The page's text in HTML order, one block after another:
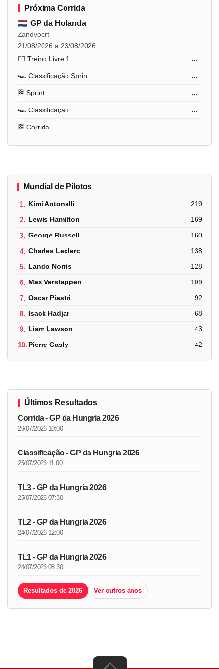
Próxima Corrida
GP da Holanda
Zandvoort
21/08/2026 a 23/08/2026
🏋️‍♂️ Treino Livre 1
...
🏎️ Classificação Sprint ...
🏁 Sprint ...
🏎️ Classificação ...
🏁 Corrida ...
Mundial de Pilotos
1. Kimi Antonelli 219
2. Lewis Hamilton 169
3. George Russell 160
4. Charles Leclerc 138
5. Lando Norris 128
6. Max Verstappen 109
7. Oscar Piastri 92
8. Isack Hadjar 68
9. Liam Lawson 43
10.Pierre Gasly 42
Últimos Resultados
Corrida - GP da Hungria 2026
26/07/2026 10:00
Classificação - GP da Hungria 2026
25/07/2026 11:00
TL3 - GP da Hungria 2026
25/07/2026 07:30
TL2 - GP da Hungria 2026
24/07/2026 12:00
TL1 - GP da Hungria 2026
24/07/2026 08:30
Resultados de 2026 Ver outros anos